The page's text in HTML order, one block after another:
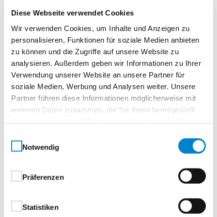
Diese Webseite verwendet Cookies
Wir verwenden Cookies, um Inhalte und Anzeigen zu
personalisieren, Funktionen für soziale Medien anbieten
zu können und die Zugriffe auf unsere Website zu
analysieren. Außerdem geben wir Informationen zu Ihrer
Verwendung unserer Website an unsere Partner für
soziale Medien, Werbung und Analysen weiter. Unsere
Partner führen diese Informationen möglicherweise mit
weiteren Daten zusammen, die Sie ihnen bereitgestellt
Notwendig
Präferenzen
Statistiken
Oberflächenbeschichtung
Ausführung mit beidseitiger hochwertiger Coil-
Coating-Beschichtung
außen hochwertige Struktur
Polyamidbeschichtung:
Standardfarben, in Anlehnung an RAL-
RAL 9007 Graualuminium
innen hochwertige Polyesterbeschichtung
Beschläge und Schließmittel